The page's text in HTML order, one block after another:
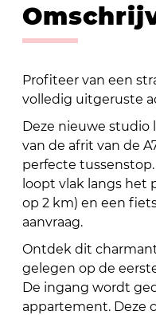
Profiteer van een
volledig uitgeruste
Deze nieuwe studio
van de afrit van de
perfecte
loopt vlak langs het
op 2 km) en een
aanvraag.
Ontdek dit
gelegen op de
De ingang wordt
appartement. Deze